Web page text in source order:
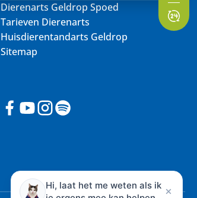
Dierenarts Geldrop Spoed
Tarieven Dierenarts
Huisdierentandarts Geldrop
Sitemap
Hi, laat het me weten als ik